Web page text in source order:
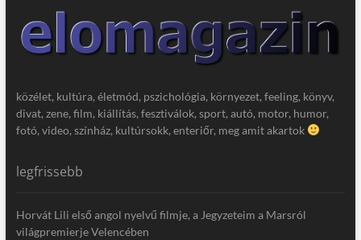
közélet, kultúra, életmód, pszichológia, környezet, feeling, könyv,
divat, zene, film, kiállítás, fesztiválok, sport, autó, motor, humor,
fotó, video, színház, kultúrsokk, enteriőr, meg amit akartok
legfrissebb
Horvát Lili első angol nyelvű filmje, a Jegyzeteim a Marsról
világpremierje Velencében